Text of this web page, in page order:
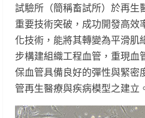
試驗所（簡稱畜試所）於再生
重要技術突破，成功開發高效
化技術，能將其轉變為平滑肌
步構建組織工程血管，重現血
保血管具備良好的彈性與緊密
管再生醫療與疾病模型之建立